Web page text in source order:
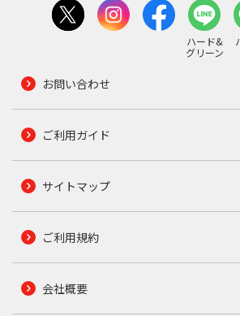
ハード&
グリーン
お問い合わせ
ご利用ガイド
サイトマップ
ご利用規約
会社概要